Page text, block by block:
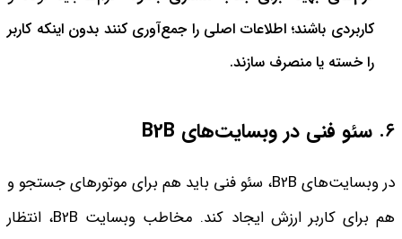
کاربردی باشند؛ اطلاعات اصلی را جمع‌آوری کنند بدون اینکه کاربر
را خسته یا منصرف سازند.
۶. سئو فنی در وبسایت‌های B2B
در وبسایت‌های B2B، سئو فنی باید هم برای موتورهای جستجو و
هم برای کاربر ارزش ایجاد کند. مخاطب وبسایت B2B، انتظار